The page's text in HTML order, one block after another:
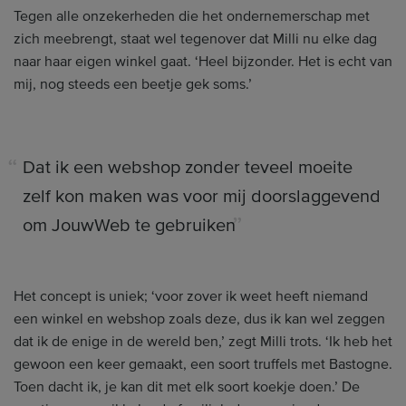
Tegen alle onzekerheden die het ondernemerschap met
zich meebrengt, staat wel tegenover dat Milli nu elke dag
naar haar eigen winkel gaat. ‘Heel bijzonder. Het is echt van
mij, nog steeds een beetje gek soms.’
Dat ik een webshop zonder teveel moeite
zelf kon maken was voor mij doorslaggevend
om JouwWeb te gebruiken
Het concept is uniek; ‘voor zover ik weet heeft niemand
een winkel en webshop zoals deze, dus ik kan wel zeggen
dat ik de enige in de wereld ben,’ zegt Milli trots. ‘Ik heb het
gewoon een keer gemaakt, een soort truffels met Bastogne.
Toen dacht ik, je kan dit met elk soort koekje doen.’ De